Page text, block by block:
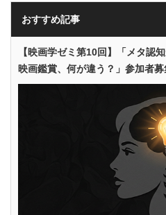
おすすめ記事
【映画学ゼミ第10回】「メタ認
映画鑑賞、何が違う？」参加者募